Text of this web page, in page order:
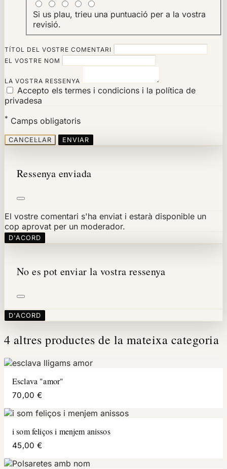
Si us plau, trieu una puntuació per a la vostra
revisió.
TÍTOL DEL VOSTRE COMENTARI
EL VOSTRE NOM
LA VOSTRA RESSENYA
Accepto els termes i condicions i la política de
privadesa
* Camps obligatoris
CANCEL·LAR ENVIAR
Ressenya enviada
El vostre comentari s'ha enviat i estarà disponible un
cop aprovat per un moderador.
D'ACORD
No es pot enviar la vostra ressenya
D'ACORD
4 altres productes de la mateixa categoria
Esclava "amor"
70,00 €
i som feliços i menjem anissos
45,00 €